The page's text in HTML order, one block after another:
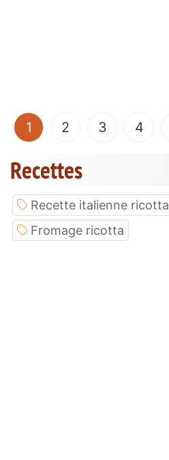
1 (current)
2 3 4
Recettes
Recette italienne ricotta
Fromage ricotta